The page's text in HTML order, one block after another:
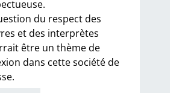
du respect des
et des interprètes
être un thème de
dans cette société de